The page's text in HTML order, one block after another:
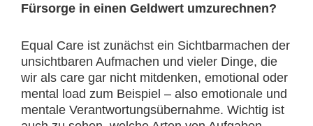
Fürsorge in einen Geldwert umzurechnen?
Equal Care ist zunächst ein Sichtbarmachen der
unsichtbaren Aufmachen und vieler Dinge, die
wir als care gar nicht mitdenken, emotional oder
mental load zum Beispiel – also emotionale und
mentale Verantwortungsübernahme. Wichtig ist